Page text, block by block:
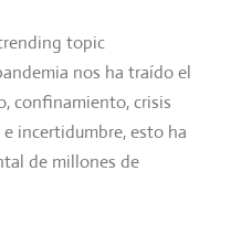
topic
nos ha traído el
confinamiento, crisis
incertidumbre, esto ha
de millones de